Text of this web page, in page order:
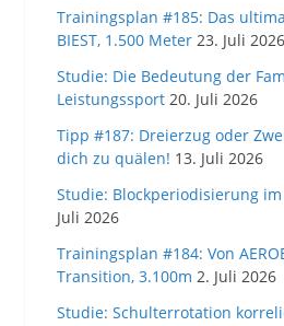
Trainingsplan #185: Das
BIEST, 1.500 Meter 23. Juli 2026
Studie: Die Bedeutung der
Leistungssport 20. Juli 2026
Tipp #187: Dreierzug oder
dich zu quälen! 13. Juli 2026
Studie: Blockperiodisierung
Juli 2026
Trainingsplan #184: Von
Transition, 3.100m 2. Juli 2026
Studie: Schulterrotation